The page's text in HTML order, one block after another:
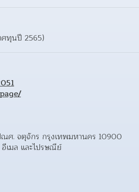
ทุนปี 2565)
ศ. จตุจักร กรุงเทพมหานคร 10900
เมล และไปรษณีย์